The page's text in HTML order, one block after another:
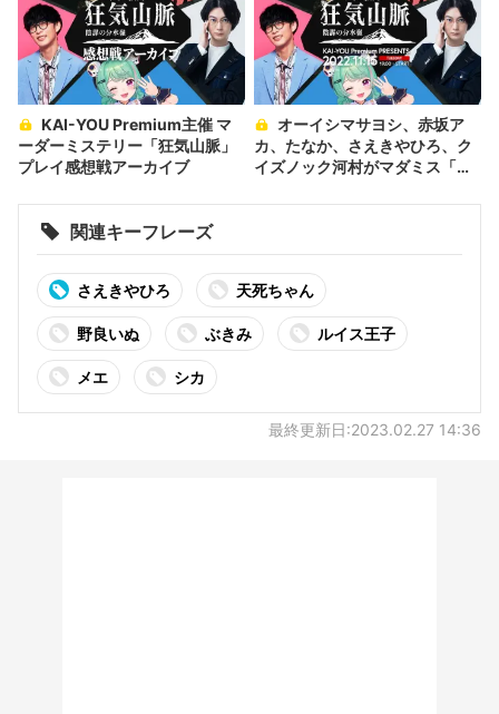
ーダーミステリー「狂気山脈」
プレイ感想戦アーカイブ
カ、たなか、さえきやひろ、ク
イズノック河村がマダミス「狂
関連キーフレーズ
さえきやひろ 天死ちゃん
野良いぬ ぶきみ ルイス王子
メエ シカ
最終更新日:2023.02.27 14:36